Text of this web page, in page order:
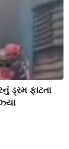
ડ્રમ ફાટતા